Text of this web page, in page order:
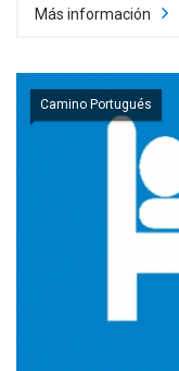
Más información
Camino Portugués